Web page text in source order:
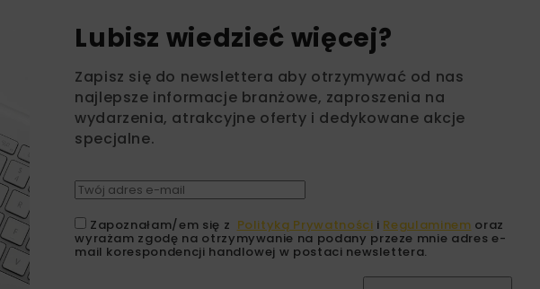
Lubisz wiedzieć więcej?
Zapisz się do newslettera aby otrzymywać od nas
najlepsze informacje branżowe, zaproszenia na
wydarzenia, atrakcyjne oferty i dedykowane akcje
specjalne.
Zapoznałam/em się z Polityką Prywatności i Regulaminem oraz
wyrażam zgodę na otrzymywanie na podany przeze mnie adres e-
mail korespondencji handlowej w postaci newslettera.